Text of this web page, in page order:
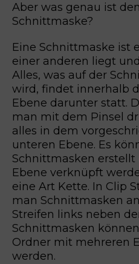
Aber was genau ist
Schnittmaske?
Eine Schnittmaske ist
einer anderen liegt
Alles, was auf der
wird, findet innerhalb
Ebene darunter statt.
man mit dem Pinsel
alles in dem
unteren Ebene. Es
Schnittmasken
Ebene verknüpft
eine Art Kette. In Clip
man Schnittmasken
Streifen links neben
Schnittmasken
Ordner mit mehreren
werden.